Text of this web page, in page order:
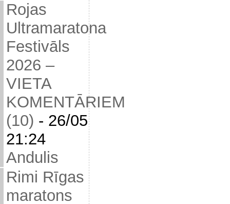
Rojas
Ultramaratona
Festivāls
2026 –
VIETA
KOMENTĀRIEM
(10) - 26/05
21:24
Andulis
Rimi Rīgas
maratons